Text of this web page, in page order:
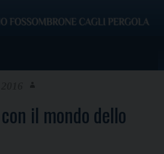
il mondo dello